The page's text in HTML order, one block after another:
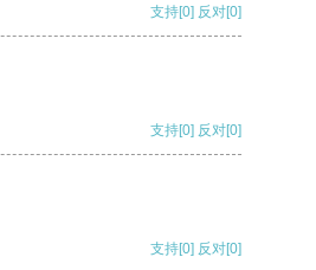
支持[0] 反对[0]
支持[0] 反对[0]
支持[0] 反对[0]